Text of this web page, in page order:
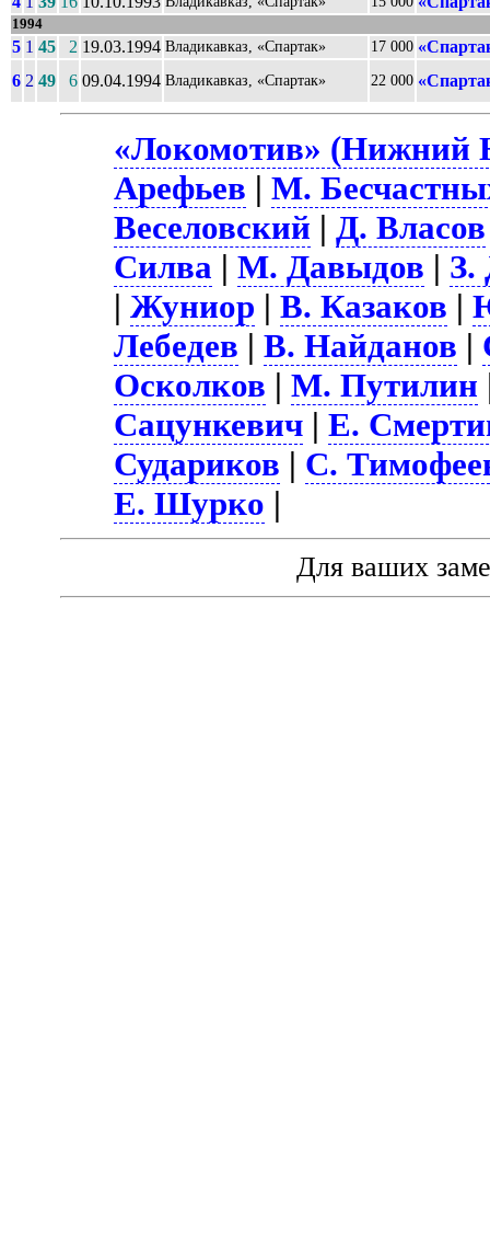
1994
5 1 45 2 19.03.1994 Владикавказ, «Спартак» 17 000
6 2 49 6 09.04.1994 Владикавказ, «Спартак» 22 000
«Локомотив» (Нижний
Арефьев |М.
Веселовский |Д. Власов
Силва |М. Давыдов | З.
|Жуниор |В. Казаков |
Лебедев |В. Найданов |
Осколков |М. Путилин
Сацункевич |Е.
Судариков | С.
Е. Шурко |
Для ваших